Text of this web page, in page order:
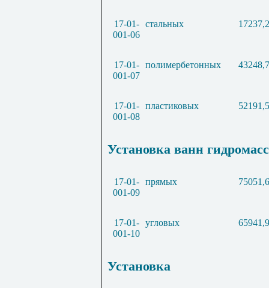
17-01-
001-06
стальных
17-01-
001-07
полимербетонных
17-01-
001-08
пластиковых
Установка ванн
17-01-
001-09
прямых
17-01-
001-10
угловых
Установка